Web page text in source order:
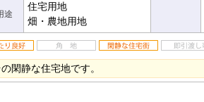
途
住宅用地
畑・農地用地
閑静な住宅地です。